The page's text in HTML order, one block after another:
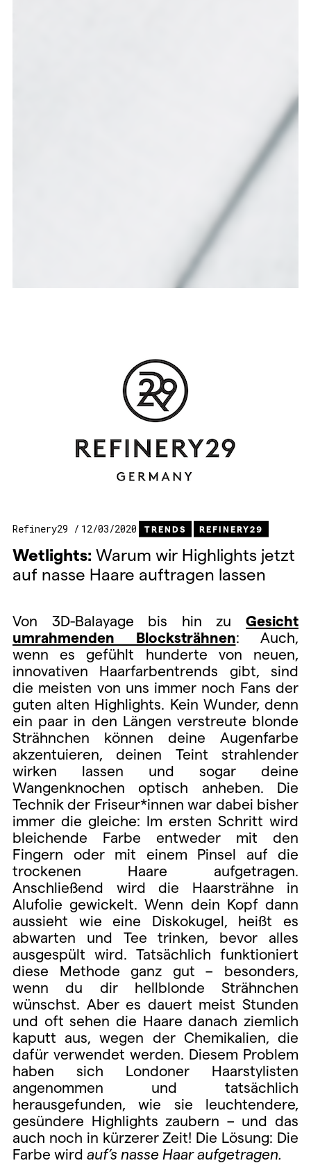
Refinery29 12/03/2020 TRENDS REFINERY29
Wetlights: Warum wir Highlights jetzt
auf nasse Haare auftragen lassen
Von 3D-Balayage bis hin zu Gesicht
umrahmenden Blocksträhnen: Auch,
wenn es gefühlt hunderte von neuen,
innovativen Haarfarbentrends gibt, sind
die meisten von uns immer noch Fans der
guten alten Highlights. Kein Wunder, denn
ein paar in den Längen verstreute blonde
Strähnchen können deine Augenfarbe
akzentuieren, deinen Teint strahlender
wirken lassen und sogar deine
Wangenknochen optisch anheben. Die
Technik der Friseur*innen war dabei bisher
immer die gleiche: Im ersten Schritt wird
bleichende Farbe entweder mit den
Fingern oder mit einem Pinsel auf die
trockenen Haare aufgetragen.
Anschließend wird die Haarsträhne in
Alufolie gewickelt. Wenn dein Kopf dann
aussieht wie eine Diskokugel, heißt es
abwarten und Tee trinken, bevor alles
ausgespült wird. Tatsächlich funktioniert
diese Methode ganz gut – besonders,
wenn du dir hellblonde Strähnchen
wünschst. Aber es dauert meist Stunden
und oft sehen die Haare danach ziemlich
kaputt aus, wegen der Chemikalien, die
dafür verwendet werden. Diesem Problem
haben sich Londoner Haarstylisten
angenommen und tatsächlich
herausgefunden, wie sie leuchtendere,
gesündere Highlights zaubern – und das
auch noch in kürzerer Zeit! Die Lösung: Die
Farbe wird auf’s nasse Haar aufgetragen.